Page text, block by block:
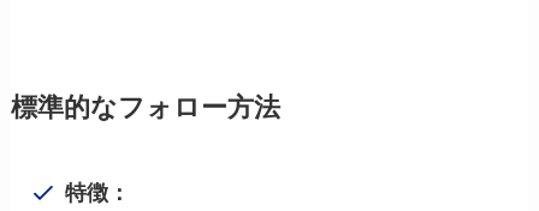
標準的なフォロー方法
特徴：